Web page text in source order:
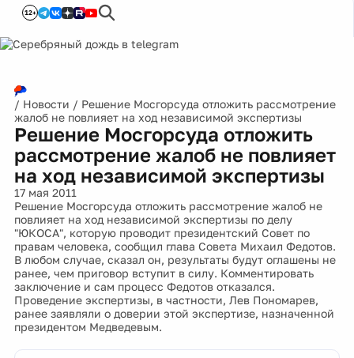
12+
/ Новости / Решение Мосгорсуда отложить рассмотрение
жалоб не повлияет на ход независимой экспертизы
Решение Мосгорсуда отложить
рассмотрение жалоб не повлияет
на ход независимой экспертизы
17 мая 2011
Решение Мосгорсуда отложить рассмотрение жалоб не
повлияет на ход независимой экспертизы по делу
"ЮКОСА", которую проводит президентский Совет по
правам человека, сообщил глава Совета Михаил Федотов.
В любом случае, сказал он, результаты будут оглашены не
ранее, чем приговор вступит в силу. Комментировать
заключение и сам процесс Федотов отказался.
Проведение экспертизы, в частности, Лев Пономарев,
ранее заявляли о доверии этой экспертизе, назначенной
президентом Медведевым.